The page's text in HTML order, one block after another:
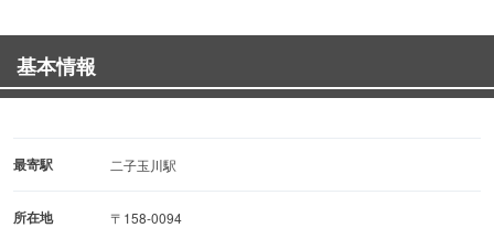
かっこよさを伝えています。日本発の新しいグローバルス
タンダードをぜひその五感でお確かめください。
ビジネスマンなどグループでも一人様でもお気軽にご利用
基本情報
最寄駅 二子玉川駅
所在地
〒158-0094